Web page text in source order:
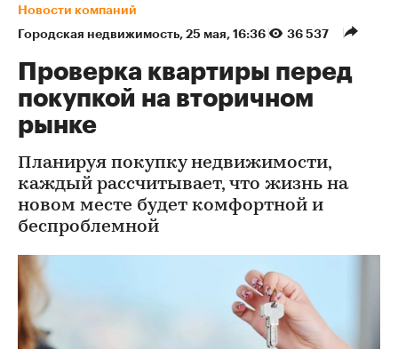
Новости компаний
Городская недвижимость⁠, 25 мая, 16:36 36 537
Проверка квартиры перед
покупкой на вторичном
рынке
Планируя покупку недвижимости,
каждый рассчитывает, что жизнь на
новом месте будет комфортной и
беспроблемной